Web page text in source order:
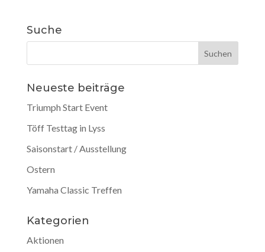
Suche
Neueste beiträge
Triumph Start Event
Töff Testtag in Lyss
Saisonstart / Ausstellung
Ostern
Yamaha Classic Treffen
Kategorien
Aktionen